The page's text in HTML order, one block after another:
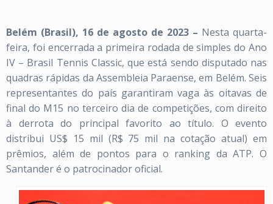
Belém (Brasil), 16 de agosto de 2023 – Nesta quarta-
feira, foi encerrada a primeira rodada de simples do Ano
IV – Brasil Tennis Classic, que está sendo disputado nas
quadras rápidas da Assembleia Paraense, em Belém. Seis
representantes do país garantiram vaga às oitavas de
final do M15 no terceiro dia de competições, com direito
à derrota do principal favorito ao título. O evento
distribui US$ 15 mil (R$ 75 mil na cotação atual) em
prêmios, além de pontos para o ranking da ATP. O
Santander é o patrocinador oficial.